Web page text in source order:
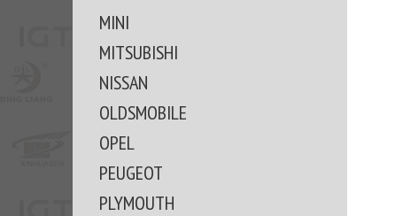
MINI
MITSUBISHI
NISSAN
OLDSMOBILE
OPEL
PEUGEOT
PLYMOUTH